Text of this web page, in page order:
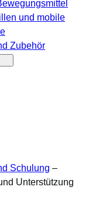
und mobile
Zubehör
Schulung –
Unterstützung